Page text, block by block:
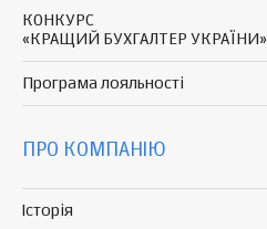
КОНКУРС
«КРАЩИЙ БУХГАЛТЕР УКРАЇНИ»
Програма лояльності
ПРО КОМПАНІЮ
Історія